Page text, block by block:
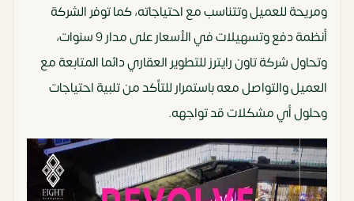
ومريحة للعميل وتتناسب مع احتياجاته، كما توفر الشركة
أنظمة دفع وتسهيلات في الأسعار على مدار 9 سنوات،
وتحاول شركة تاون رايترز للتطوير العقاري دائما المتابعة مع
العميل والتواصل معه باستمرار للتأكد من تلبية احتياجات
وحلول أي مشكلات قد تواجهه.